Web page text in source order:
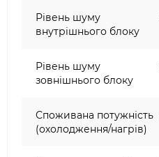
Рівень шуму
внутрішнього блоку
Рівень шуму
зовнішнього блоку
Споживана потужність
(охолодження/нагрів)